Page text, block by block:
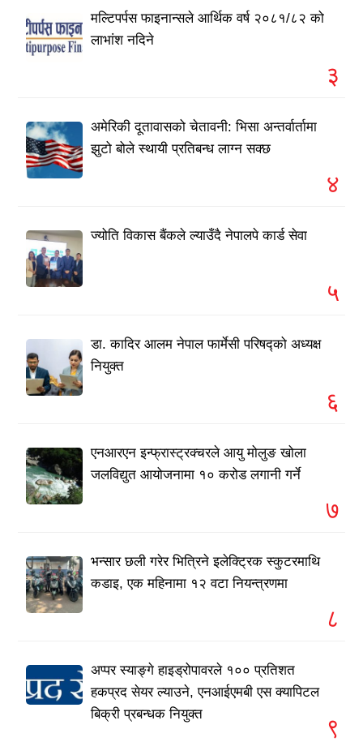
मल्टिपर्पस फाइनान्सले आर्थिक वर्ष २०८१/८२ को
लाभांश नदिने
३
अमेरिकी दूतावासको चेतावनी: भिसा अन्तर्वार्तामा
झुटो बोले स्थायी प्रतिबन्ध लाग्न सक्छ
४
ज्योति विकास बैंकले ल्याउँदै नेपालपे कार्ड सेवा
५
डा. कादिर आलम नेपाल फार्मेसी परिषद्को अध्यक्ष
नियुक्त
६
एनआरएन इन्फ्रास्ट्रक्चरले आयु मोलुङ खोला
जलविद्युत आयोजनामा १० करोड लगानी गर्ने
७
भन्सार छली गरेर भित्रिने इलेक्ट्रिक स्कुटरमाथि
कडाइ, एक महिनामा १२ वटा नियन्त्रणमा
८
अप्पर स्याङ्गे हाइड्रोपावरले १०० प्रतिशत
हकप्रद सेयर ल्याउने, एनआईएमबी एस क्यापिटल
बिक्री प्रबन्धक नियुक्त
९